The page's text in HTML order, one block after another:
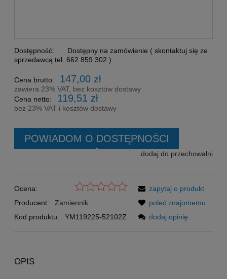
Dostępność:
Dostępny na zamówienie ( skontaktuj się ze
sprzedawcą tel. 662 859 302 )
Cena brutto: 147,00 zł
zawiera 23% VAT, bez kosztów dostawy
Cena netto:
119,51 zł
bez 23% VAT i kosztów dostawy
POWIADOM O DOSTĘPNOŚCI
dodaj do przechowalni
Ocena:
Producent:
Zamiennik
Kod produktu:
YM119225-52102Z
zapytaj o produkt
poleć znajomemu
dodaj opinię
OPIS